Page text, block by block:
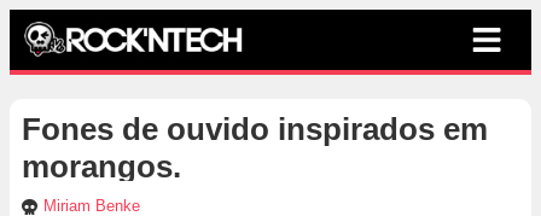
Fones de ouvido inspirados em
morangos.
Miriam Benke